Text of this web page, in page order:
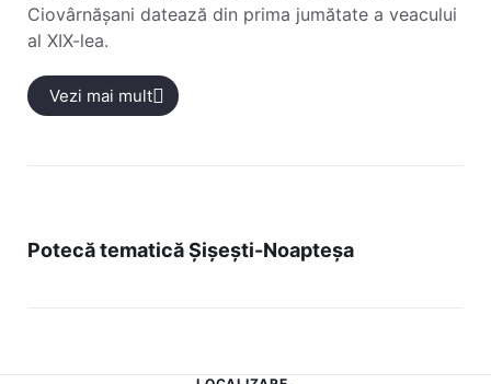
Ciovârnășani datează din prima jumătate a veacului
al XIX-lea.
Vezi mai mult
Potecă tematică Șișești-Noapteșa